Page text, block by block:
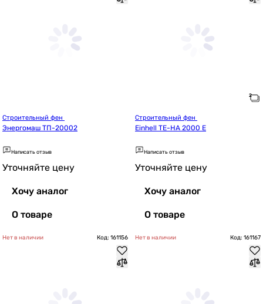
Энергомаш ТП-20002
Написать отзыв
Уточняйте цену
Хочу аналог
О товаре
Einhell TE-HA 2000 E
Написать отзыв
Уточняйте цену
Хочу аналог
О товаре
Нет в наличии Код: 161156 Нет в наличии Код: 161167